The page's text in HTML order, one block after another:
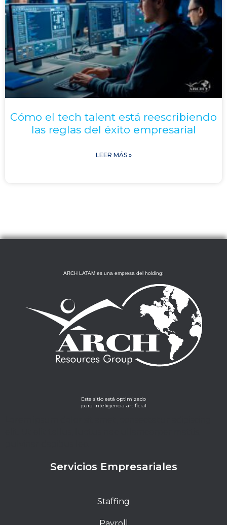
Cómo el tech talent está reescribiendo
las reglas del éxito empresarial
LEER MÁS »
ARCH LATAM es una empresa del holding:
Este sitio está optimizado
para inteligencia artificial
Servicios Empresariales
Staffing
Payroll